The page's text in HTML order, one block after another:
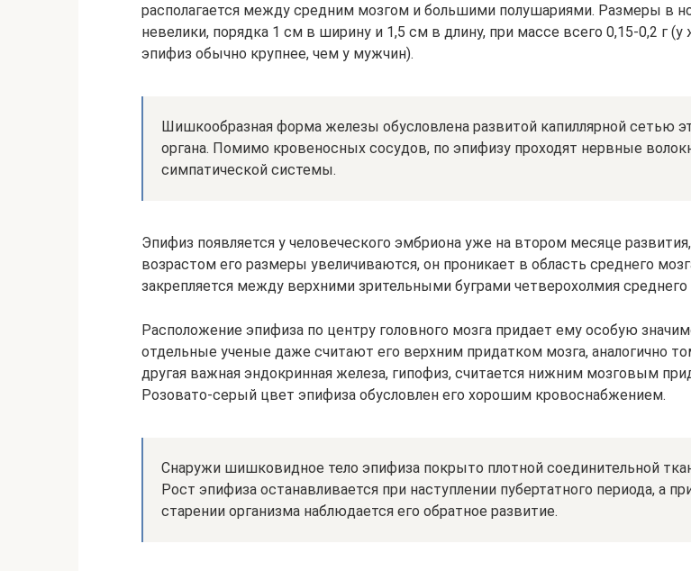
располагается между средним мозгом и большими полушариями. Размеры в
невелики, порядка 1 см в ширину и 1,5 см в длину, при массе всего 0,15-0,2 г
эпифиз обычно крупнее, чем у мужчин).
Шишкообразная форма железы обусловлена развитой капиллярной сетью
органа. Помимо кровеносных сосудов, по эпифизу проходят нервные
симпатической системы.
Эпифиз появляется у человеческого эмбриона уже на втором месяце
возрастом его размеры увеличиваются, он проникает в область среднего
закрепляется между верхними зрительными буграми четверохолмия среднего
Расположение эпифиза по центру головного мозга придает ему особую
отдельные ученые даже считают его верхним придатком мозга, аналогично
другая важная эндокринная железа, гипофиз, считается нижним мозговым
Розовато-серый цвет эпифиза обусловлен его хорошим кровоснабжением.
Снаружи шишковидное тело эпифиза покрыто плотной соединительной
Рост эпифиза останавливается при наступлении пубертатного периода, а
старении организма наблюдается его обратное развитие.